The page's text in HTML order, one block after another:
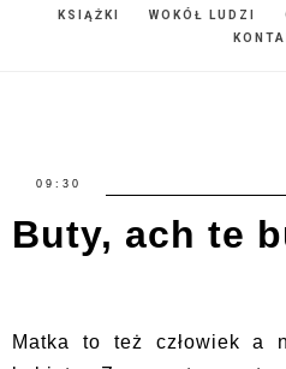
KSIĄŻKI
WOKÓŁ LUDZI
09:30
Buty, ach te
Matka to też człowiek a